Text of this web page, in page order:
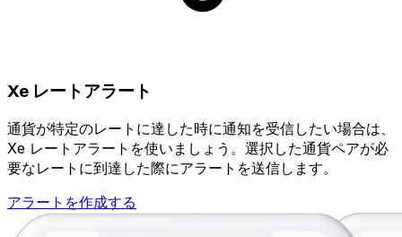
Xe レートアラート
通貨が特定のレートに達した時に通知を受信したい場合は、
Xe レートアラートを使いましょう。選択した通貨ペアが必
要なレートに到達した際にアラートを送信します。
アラートを作成する